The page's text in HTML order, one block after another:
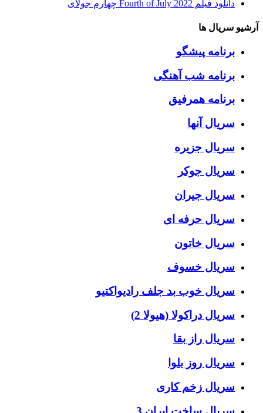
دانلود فیلم Fourth of July 2022 چهارم جولای
آرشیو سریال ها
برنامه پیشگو
برنامه شب آهنگی
برنامه همرفیق
سریال آنها
سریال جزیره
سریال جوکر
سریال جیران
سریال حرفه ای
سریال خاتون
سریال خسوف
سریال خوب بد جلف رادیواکتیو
سریال دراکولا (هیولا 2)
سریال راز بقا
سریال روز بلوا
سریال زخم کاری